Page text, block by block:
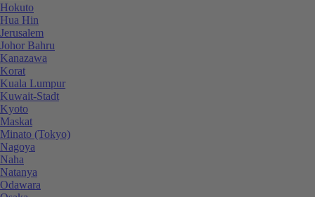
Hokuto
Hua Hin
Jerusalem
Johor Bahru
Kanazawa
Korat
Kuala Lumpur
Kuwait-Stadt
Kyoto
Maskat
Minato (Tokyo)
Nagoya
Naha
Natanya
Odawara